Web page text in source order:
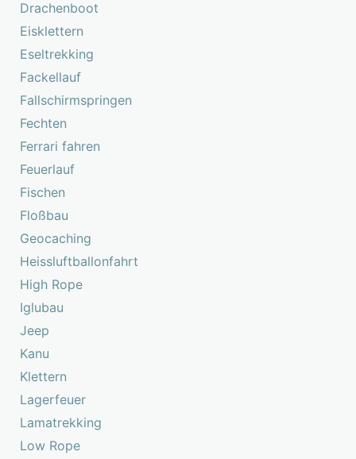
Drachenboot
Eisklettern
Eseltrekking
Fackellauf
Fallschirmspringen
Fechten
Ferrari fahren
Feuerlauf
Fischen
Floßbau
Geocaching
Heissluftballonfahrt
High Rope
Iglubau
Jeep
Kanu
Klettern
Lagerfeuer
Lamatrekking
Low Rope